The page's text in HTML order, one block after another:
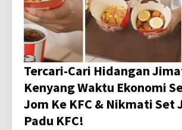
Tercari-Cari Hidangan
Kenyang Waktu Ekonomi
Jom Ke KFC & Nikmati Set
Padu KFC!